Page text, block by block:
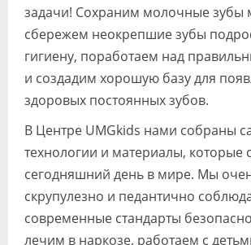
задачи! Сохраним молочные зубы
сбережем неокрепшие зубы
гигиену, поработаем над
и создадим хорошую базу для
здоровых постоянных зубов.
В Центре UMGkids нами собраны
технологии и материалы, которые
сегодняшний день в мире. Мы
скрупулезно и педантично
современные стандарты
лечим в наркозе, работаем с